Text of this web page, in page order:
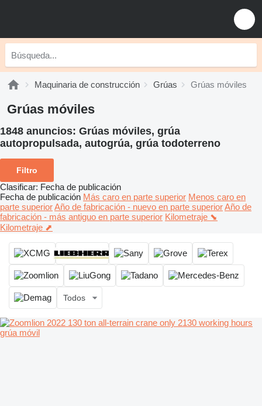
Maquinaria de construcción Grúas Grúas móviles
Grúas móviles
1848 anuncios: Grúas móviles, grúa
autopropulsada, autogrúa, grúa todoterreno
Filtro
Clasificar: Fecha de publicación
Fecha de publicación Más caro en parte superior Menos caro en
parte superiorAño de fabricación - nuevo en parte superiorAño de
fabricación - más antiguo en parte superior Kilometraje ⬊
Kilometraje ⬈
Todos